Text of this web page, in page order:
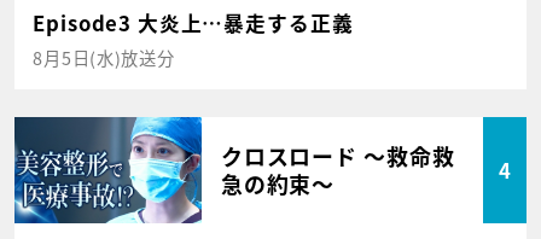
Episode3 大炎上…暴走する正義
8月5日(水)放送分
クロスロード ～救命救
急の約束～
4